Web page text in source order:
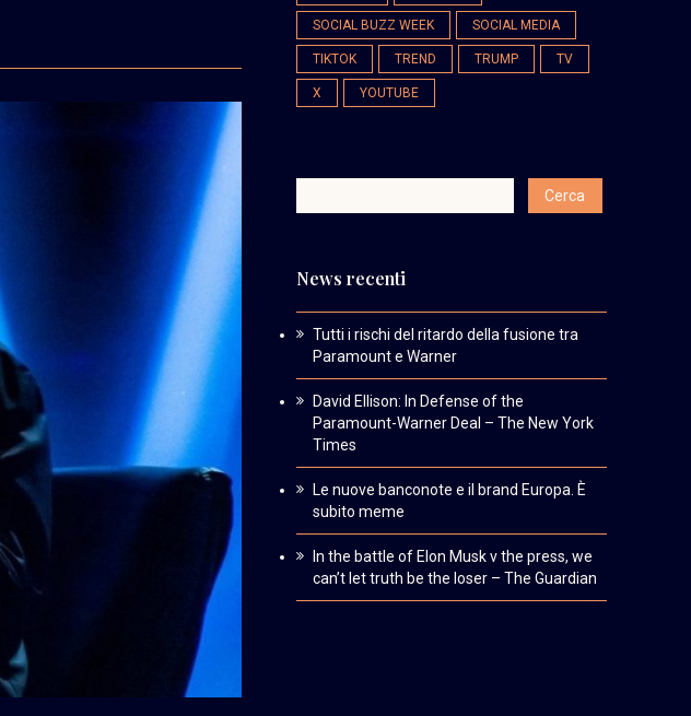
SOCIAL BUZZ WEEK SOCIAL MEDIA
TIKTOK TREND TRUMP TV
X YOUTUBE
News recenti
Tutti i rischi del ritardo della fusione tra
Paramount e Warner
David Ellison: In Defense of the
Paramount-Warner Deal – The New York
Times
Le nuove banconote e il brand Europa. È
subito meme
In the battle of Elon Musk v the press, we
can’t let truth be the loser – The Guardian